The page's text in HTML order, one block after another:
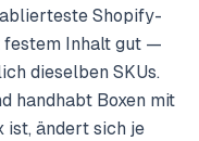
Shopify-
festem Inhalt gut —
dieselben SKUs.
handhabt Boxen mit
ändert sich je